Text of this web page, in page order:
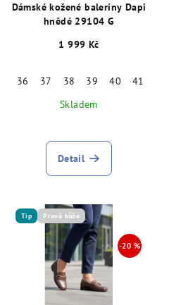
Dámské kožené baleríny Dapi
hnědé 29104 G
1 999 Kč
36 37 38 39 40
41
Skladem
Detail
Tip Pravá kůže